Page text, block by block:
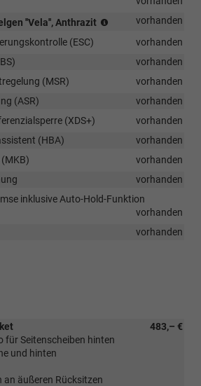
''Vela'', Anthrazit
(Bereifungvorhanden
(ESC)
vorhanden
vorhanden
(MSR)
vorhanden
(ASR)
vorhanden
(XDS+)
vorhanden
(HBA)
vorhanden
vorhanden
vorhanden
inklusive Auto-Hold-Funktion
vorhanden
vorhanden
483,– €
für Seitenscheiben hinten
und hinten
äußeren Rücksitzen